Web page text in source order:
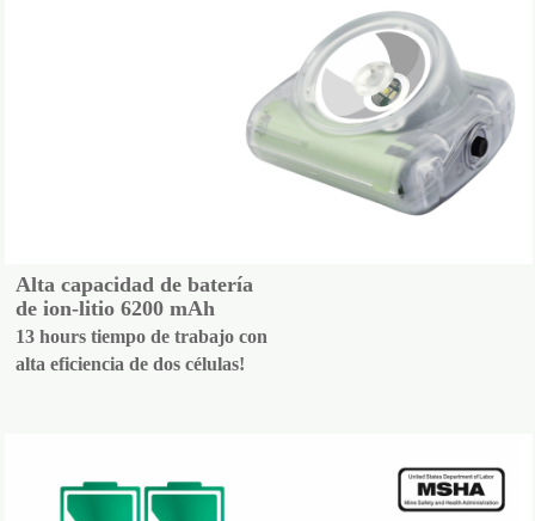
Alta capacidad de batería
de ion-litio 6200 mAh
13 hours tiempo de trabajo con
alta eficiencia de dos células!